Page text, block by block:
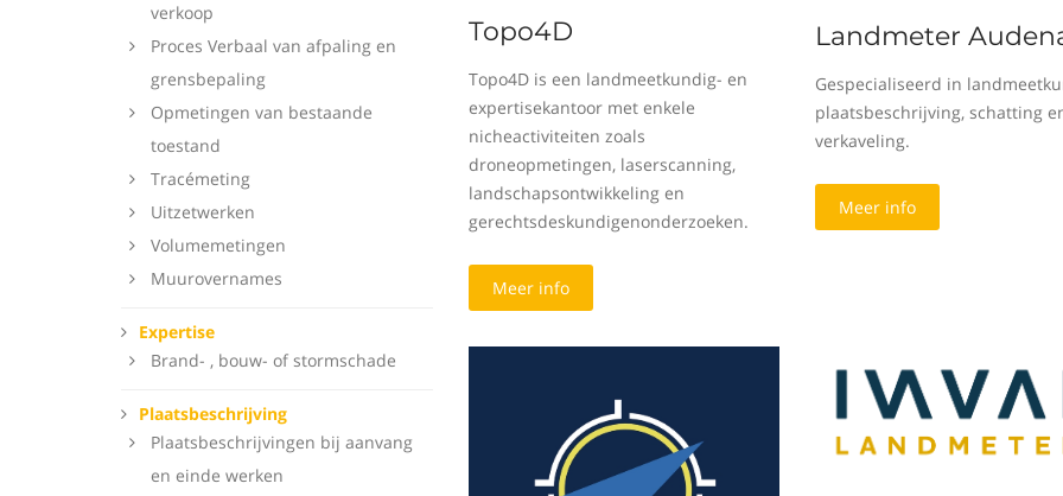
verkoop
Proces Verbaal van afpaling en
grensbepaling
Opmetingen van bestaande
toestand
Tracémeting
Uitzetwerken
Volumemetingen
Muurovernames
Expertise
Brand- , bouw- of stormschade
Plaatsbeschrijving
Plaatsbeschrijvingen bij aanvang
en einde werken
Topo4D
Topo4D is een landmeetkundig- en
expertisekantoor met enkele
nicheactiviteiten zoals
droneopmetingen, laserscanning,
landschapsontwikkeling en
gerechtsdeskundigenonderzoeken.
Meer info
Landmeter
Gespecialiseerd in
plaatsbeschrijving, schatting
verkaveling.
Meer info